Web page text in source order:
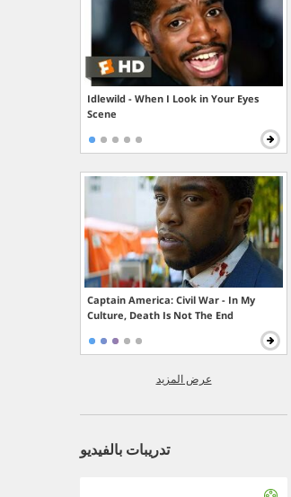
Idlewild - When I Look in Your Eyes
Scene
Captain America: Civil War - In My
Culture, Death Is Not The End
عرض المزيد
تدريبات بالفيديو